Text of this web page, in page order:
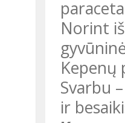
Norint
Kepenų
Svarbu
ir